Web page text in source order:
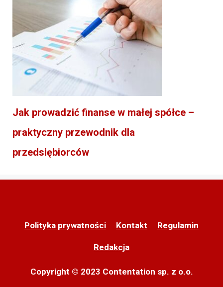
Jak prowadzić finanse w małej spółce –
praktyczny przewodnik dla
przedsiębiorców
Polityka prywatności Kontakt Regulamin
Redakcja
Copyright © 2023 Contentation sp. z o.o.